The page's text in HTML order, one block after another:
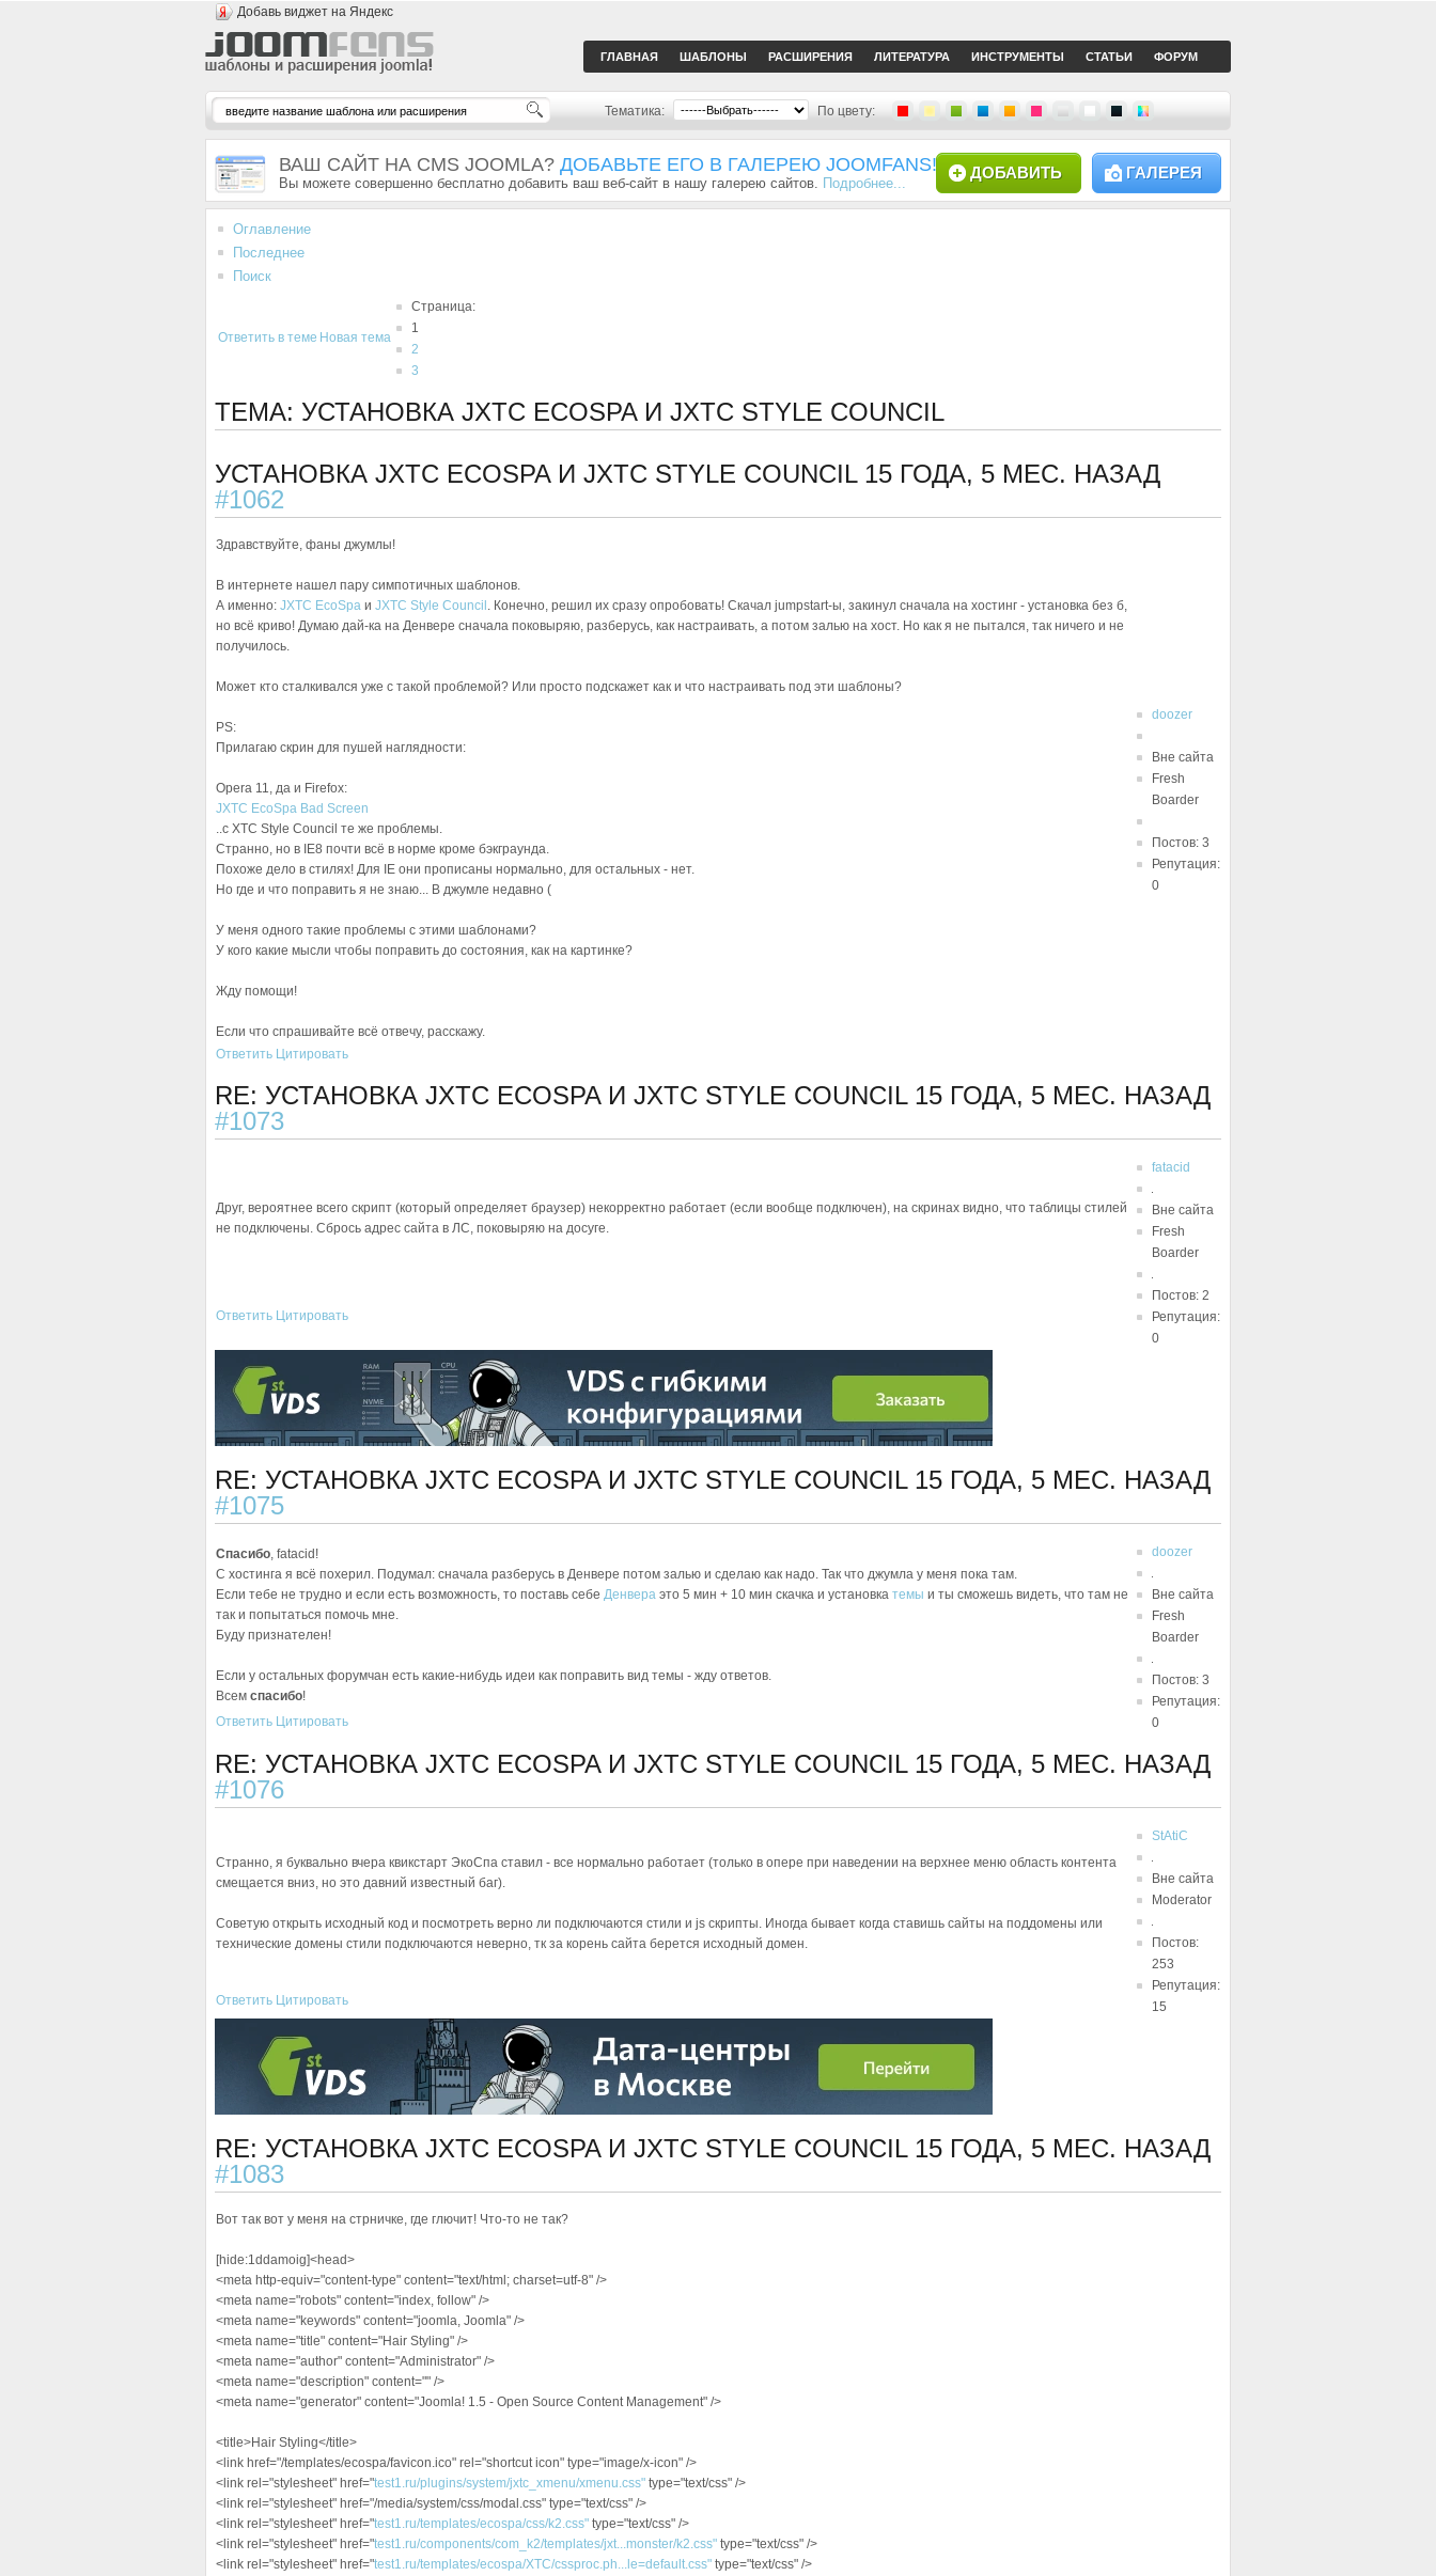
Добавь виджет на Яндекс
ГЛАВНАЯ ШАБЛОНЫ РАСШИРЕНИЯ ЛИТЕРАТУРА ИНСТРУМЕНТЫ СТАТЬИ ФОРУМ
Тематика: По цвету:
ВАШ САЙТ НА CMS JOOMLA? ДОБАВЬТЕ ЕГО В ГАЛЕРЕЮ JOOMFANS!
Вы можете совершенно бесплатно добавить ваш веб-сайт в нашу галерею сайтов. Подробнее...
ГАЛЕРЕЯ
ДОБАВИТЬ
Оглавление
Последнее
Поиск
Ответить в теме Новая тема
Страница:
1
2
3
ТЕМА: УСТАНОВКА JXTC ECOSPA И JXTC STYLE COUNCIL
УСТАНОВКА JXTC ECOSPA И JXTC STYLE COUNCIL 15 ГОДА, 5 МЕС. НАЗАД
#1062
Здравствуйте, фаны джумлы!
В интернете нашел пару симпотичных шаблонов.
А именно: JXTC EcoSpa и JXTC Style Council . Конечно, решил их сразу опробовать! Скачал jumpstart-ы, закинул сначала на хостинг - установка без б,
но всё криво! Думаю дай-ка на Денвере сначала поковыряю, разберусь, как настраивать, а потом залью на хост. Но как я не пытался, так ничего и не
получилось.
Может кто сталкивался уже с такой проблемой? Или просто подскажет как и что настраивать под эти шаблоны?
PS:
Прилагаю скрин для пушей наглядности:
Opera 11, да и Firefox:
JXTC EcoSpa Bad Screen
..с XTC Style Council те же проблемы.
Странно, но в IE8 почти всё в норме кроме бэкграунда.
Похоже дело в стилях! Для IE они прописаны нормально, для остальных - нет.
Но где и что поправить я не знаю... В джумле недавно (
У меня одного такие проблемы с этими шаблонами?
У кого какие мысли чтобы поправить до состояния, как на картинке?
Жду помощи!
Если что спрашивайте всё отвечу, расскажу.
doozer
Вне сайта
Fresh
Boarder
Постов: 3
Репутация:
0
Ответить Цитировать
RE: УСТАНОВКА JXTC ECOSPA И JXTC STYLE COUNCIL 15 ГОДА, 5 МЕС. НАЗАД
#1073
Друг, вероятнее всего скрипт (который определяет браузер) некорректно работает (если вообще подключен), на скринах видно, что таблицы стилей
не подключены. Сбрось адрес сайта в ЛС, поковыряю на досуге.
fatacid
Вне сайта
Fresh
Boarder
Постов: 2
Репутация:
0
Ответить Цитировать
RE: УСТАНОВКА JXTC ECOSPA И JXTC STYLE COUNCIL 15 ГОДА, 5 МЕС. НАЗАД
#1075
Спасибо, fatacid!
С хостинга я всё похерил. Подумал: сначала разберусь в Денвере потом залью и сделаю как надо. Так что джумла у меня пока там.
Если тебе не трудно и если есть возможность, то поставь себе Денвера это 5 мин + 10 мин скачка и установка темы и ты сможешь видеть, что там не
так и попытаться помочь мне.
Буду признателен!
Если у остальных форумчан есть какие-нибудь идеи как поправить вид темы - жду ответов.
Всем спасибо!
doozer
Вне сайта
Fresh
Boarder
Постов: 3
Репутация:
0
Ответить Цитировать
RE: УСТАНОВКА JXTC ECOSPA И JXTC STYLE COUNCIL 15 ГОДА, 5 МЕС. НАЗАД
#1076
Странно, я буквально вчера квикстарт ЭкоСпа ставил - все нормально работает (только в опере при наведении на верхнее меню область контента
смещается вниз, но это давний известный баг).
Советую открыть исходный код и посмотреть верно ли подключаются стили и js скрипты. Иногда бывает когда ставишь сайты на поддомены или
технические домены стили подключаются неверно, тк за корень сайта берется исходный домен.
StAtiC
Вне сайта
Moderator
Постов:
253
Репутация:
15
Ответить Цитировать
RE: УСТАНОВКА JXTC ECOSPA И JXTC STYLE COUNCIL 15 ГОДА, 5 МЕС. НАЗАД
#1083
Вот так вот у меня на стрничке, где глючит! Что-то не так?
[hide:1ddamoig]<head>
<meta http-equiv="content-type" content="text/html; charset=utf-8" />
<meta name="robots" content="index, follow" />
<meta name="keywords" content="joomla, Joomla" />
<meta name="title" content="Hair Styling" />
<meta name="author" content="Administrator" />
<meta name="description" content="" />
<meta name="generator" content="Joomla! 1.5 - Open Source Content Management" />
<title>Hair Styling</title>
<link href="/templates/ecospa/favicon.ico" rel="shortcut icon" type="image/x-icon" />
<link rel="stylesheet" href="test1.ru/plugins/system/jxtc_xmenu/xmenu.css" type="text/css" />
<link rel="stylesheet" href="/media/system/css/modal.css" type="text/css" />
<link rel="stylesheet" href="test1.ru/templates/ecospa/css/k2.css" type="text/css" />
<link rel="stylesheet" href="test1.ru/components/com_k2/templates/jxt...monster/k2.css" type="text/css" />
<link rel="stylesheet" href="test1.ru/templates/ecospa/XTC/cssproc.ph...le=default.css" type="text/css" />